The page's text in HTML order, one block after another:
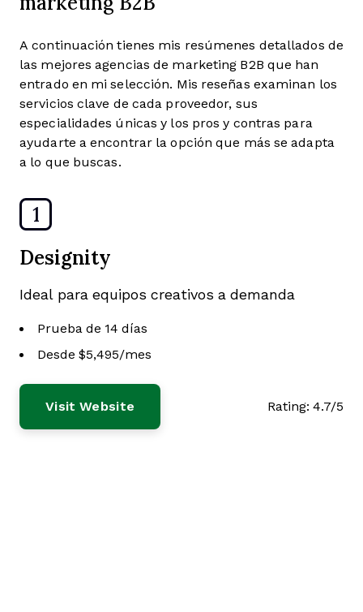
A continuación tienes mis resúmenes detallados de
las mejores agencias de marketing B2B que han
entrado en mi selección. Mis reseñas examinan los
servicios clave de cada proveedor, sus
especialidades únicas y los pros y contras para
ayudarte a encontrar la opción que más se adapta
a lo que buscas.
1
Designity
Ideal para equipos creativos a demanda
Prueba de 14 días
Desde $5,495/mes
Visit Website Rating: 4.7/5